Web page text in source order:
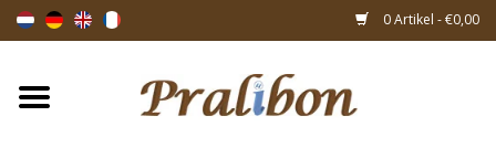
0 Artikel - €0,00
Startseite